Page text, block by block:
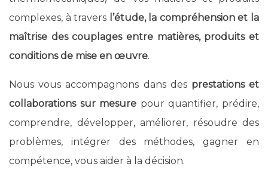
complexes, à travers l’étude, la compréhension et la
maîtrise des couplages entre matières, produits et
conditions de mise en œuvre.
Nous vous accompagnons dans des prestations et
collaborations sur mesure pour quantifier, prédire,
comprendre, développer, améliorer, résoudre des
problèmes, intégrer des méthodes, gagner en
compétence, vous aider à la décision.